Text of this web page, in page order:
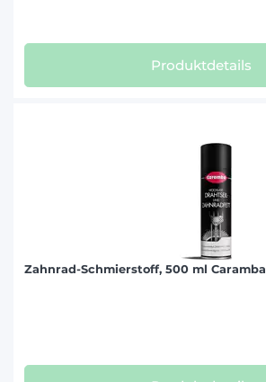
Produktdetails
Zahnrad-Schmierstoff, 500 ml Caramba